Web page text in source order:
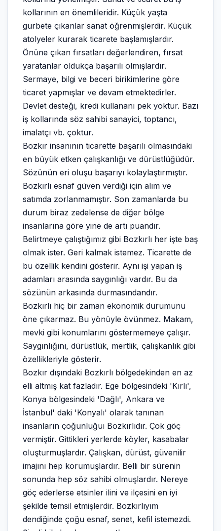
kollarının en önemlileridir. Küçük yaşta
gurbete çıkanlar sanat öğrenmişlerdir. Küçük
atolyeler kurarak ticarete başlamışlardır.
Önüne çıkan fırsatları değerlendiren, fırsat
yaratanlar oldukça başarılı olmışlardır.
Sermaye, bilgi ve beceri birikimlerine göre
ticaret yapmışlar ve devam etmektedirler.
Devlet desteği, kredi kullananı pek yoktur. Bazı
iş kollarında söz sahibi sanayici, toptancı,
imalatçı vb. çoktur.
Bozkır insanının ticarette başarılı olmasındaki
en büyük etken çalışkanlığı ve dürüstlüğüdür.
Sözünün eri oluşu başarıyı kolaylaştırmıştır.
Bozkırlı esnaf güven verdiği için alım ve
satımda zorlanmamıştır. Son zamanlarda bu
durum biraz zedelense de diğer bölge
insanlarına göre yine de artı puandır.
Belirtmeye çalıştığımız gibi Bozkırlı her işte baş
olmak ister. Geri kalmak istemez. Ticarette de
bu özellik kendini gösterir. Aynı işi yapan iş
adamları arasında saygınlığı vardır. Bu da
sözünün arkasında durmasındandır.
Bozkırlı hiç bir zaman ekonomik durumunu
öne çıkarmaz. Bu yönüyle övünmez. Makam,
mevki gibi konumlarını göstermemeye çalışır.
Saygınlığını, dürüstlük, mertlik, çalışkanlık gibi
özellikleriyle gösterir.
Bozkır dışındaki Bozkırlı bölgedekinden en az
elli altmış kat fazladır. Ege bölgesindeki 'Kırlı',
Konya bölgesindeki 'Dağlı', Ankara ve
İstanbul' daki 'Konyalı' olarak tanınan
insanların çoğunluğuı Bozkırlıdır. Çok göç
vermiştir. Gittikleri yerlerde köyler, kasabalar
oluşturmuşlardır. Çalışkan, dürüst, güvenilir
imajını hep korumuşlardır. Belli bir sürenin
sonunda hep söz sahibi olmuşlardır. Nereye
göç ederlerse etsinler ilini ve ilçesini en iyi
şekilde temsil etmişlerdir. Bozkırlıyım
dendiğinde çoğu esnaf, senet, kefil istemezdi.